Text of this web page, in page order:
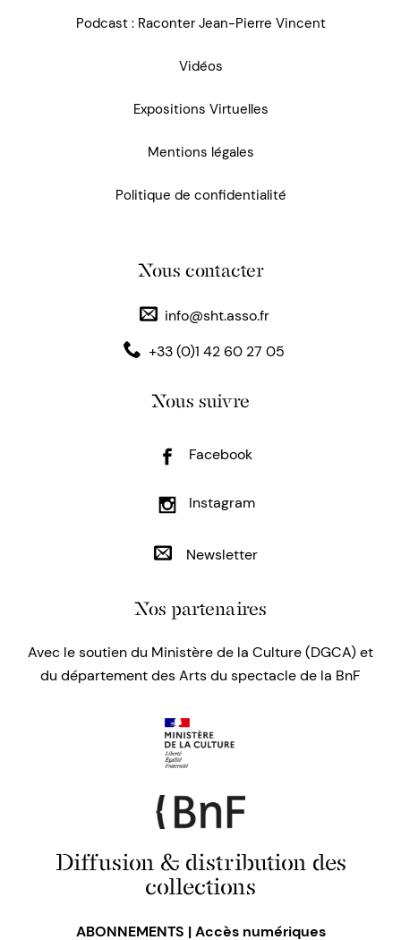
Podcast : Raconter Jean-Pierre Vincent
Vidéos
Expositions Virtuelles
Mentions légales
Politique de confidentialité
Nous contacter
info@sht.asso.fr
+33 (0)1 42 60 27 05
Nous suivre
Facebook
Instagram
Newsletter
Nos partenaires
Avec le soutien du Ministère de la Culture (DGCA) et
du département des Arts du spectacle de la BnF
Diffusion & distribution des
collections
ABONNEMENTS | Accès numériques